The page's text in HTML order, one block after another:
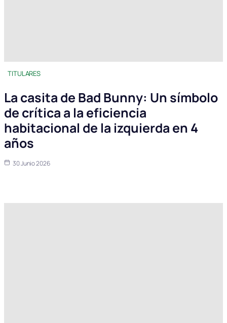
TITULARES
La casita de Bad Bunny: Un símbolo
de crítica a la eficiencia
habitacional de la izquierda en 4
años
30 Junio 2026